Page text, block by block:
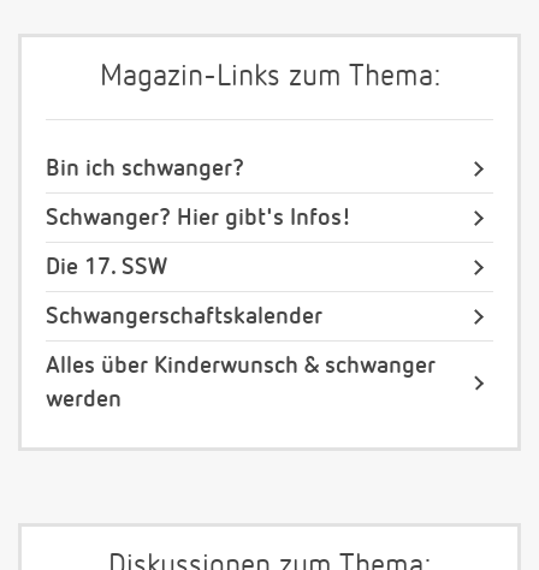
Magazin-Links zum Thema:
Bin ich schwanger?
Schwanger? Hier gibt's Infos!
Die 17. SSW
Schwangerschaftskalender
Alles über Kinderwunsch & schwanger
werden